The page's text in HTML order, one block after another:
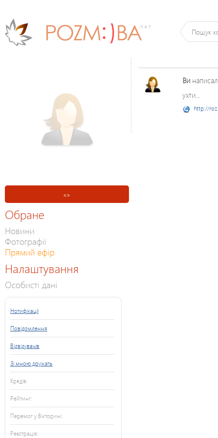
«»
Обране
Новини
Фотографії
Прямий ефір
Налаштування
Особисті дані
Нотифікації
Повідомлення
Відвідувачів
Зі мною дружать
Кредів:
Рейтинг:
Перемог у Вікторині:
Реєстрація:
Ви
ухти...
http://